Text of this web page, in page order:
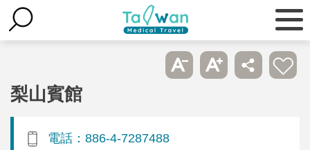
梨山賓館
電話：886-4-7287488